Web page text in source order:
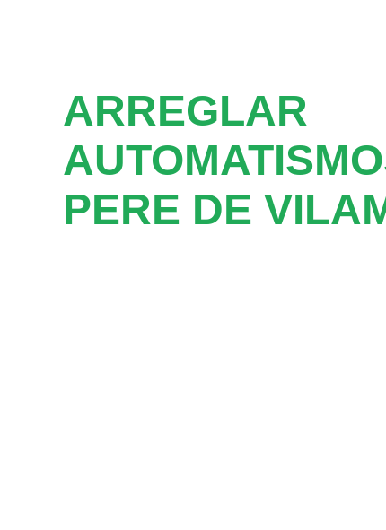
ARREGLAR
PERE DE